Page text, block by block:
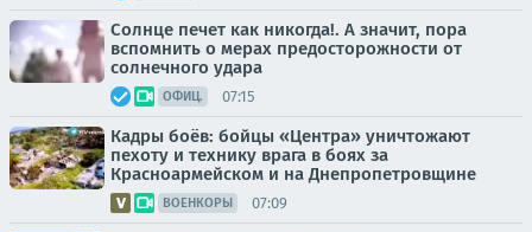
Солнце печет как никогда!. А значит, пора
вспомнить о мерах предосторожности от
солнечного удара
ОФИЦ. 07:15
Кадры боёв: бойцы «Центра» уничтожают
пехоту и технику врага в боях за
Красноармейском и на Днепропетровщине
ВОЕНКОРЫ 07:09